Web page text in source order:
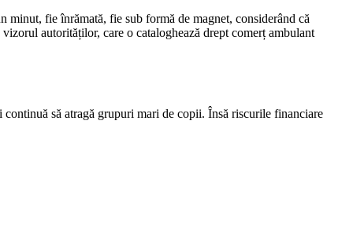
fie înrămată, fie sub formă de magnet, considerând că
autorităților, care o cataloghează drept comerț ambulant
să atragă grupuri mari de copii. Însă riscurile financiare